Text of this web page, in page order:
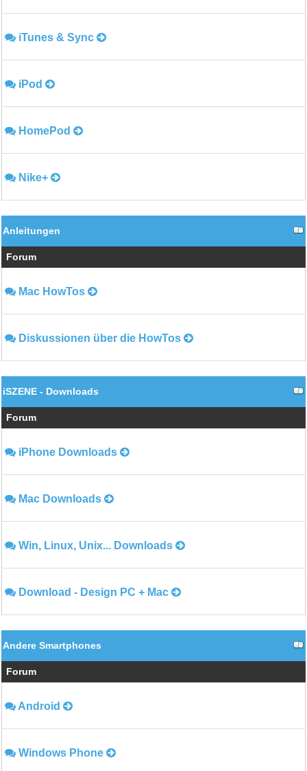
iTunes & Sync
iPod
HomePod
Nike+
Anleitungen
Forum
Mac HowTos
Diskussionen über die HowTos
iSZENE - Downloads
Forum
iPhone Downloads
Mac Downloads
Win, Linux, Unix... Downloads
Download - Design PC + Mac
Andere Smartphones
Forum
Android
Windows Phone